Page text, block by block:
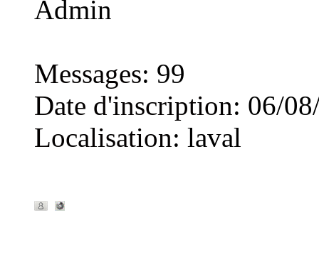
Admin
Messages: 99
Date d'inscription: 06/
Localisation: laval